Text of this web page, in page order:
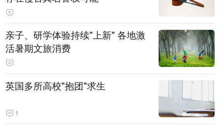
亲子、研学体验持续"上新" 各地激
活暑期文旅消费
英国多所高校"抱团"求生
1